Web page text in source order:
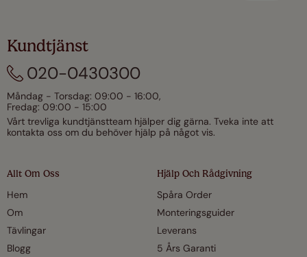
Allt Om Oss
Hem
Om
Tävlingar
Blogg
Hjälp Och Rådgivning
Spåra Order
Monteringsguider
Leverans
5 Års Garanti
Kundtjänst
020-0430300
Måndag - Torsdag: 09:00 - 16:00,
Fredag: 09:00 - 15:00
Vårt trevliga kundtjänstteam hjälper dig gärna. Tveka inte att
kontakta oss om du behöver hjälp på något vis.